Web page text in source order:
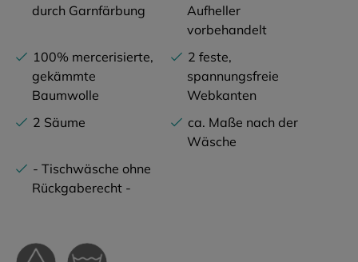
durch Garnfärbung
Aufheller
vorbehandelt
100% mercerisierte,
gekämmte
Baumwolle
2 feste,
spannungsfreie
Webkanten
2 Säume
ca. Maße nach der
Wäsche
- Tischwäsche ohne
Rückgaberecht -